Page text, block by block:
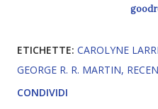
ETICHETTE: CAROLYNE
GEORGE R. R. MARTIN
CONDIVIDI